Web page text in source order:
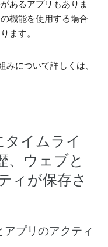
あるアプリもありま
機能を使用する場合
ます。
について詳しくは、
イムライ
、ウェブと
ィが保存さ
プリのアクティ